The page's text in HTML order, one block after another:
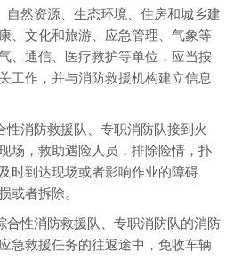
自然资源、生态环境、住房和城乡建
、文化和旅游、应急管理、气象等
、通信、医疗救护等单位，应当按
工作，并与消防救援机构建立信息
性消防救援队、专职消防队接到火
场，救助遇险人员，排除险情，扑
时到达现场或者影响作业的障碍
或者拆除。
合性消防救援队、专职消防队的消防
急救援任务的往返途中，免收车辆